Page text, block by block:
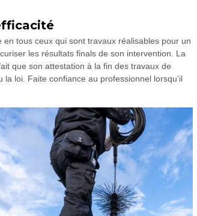
tous ceux qui sont travaux réalisables pour un
les résultats finals de son intervention. La
que son attestation à la fin des travaux de
loi. Faite confiance au professionnel lorsqu’il